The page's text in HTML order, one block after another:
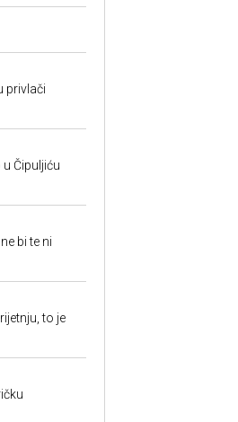
privlači
Čipuljiću
bi te ni
to je